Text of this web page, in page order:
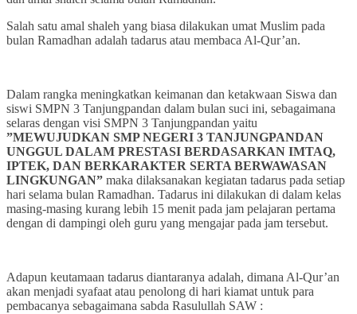
Salah satu amal shaleh yang biasa dilakukan umat Muslim pada
bulan Ramadhan adalah tadarus atau membaca Al-Qur’an.
Dalam rangka meningkatkan keimanan dan ketakwaan Siswa dan
siswi SMPN 3 Tanjungpandan dalam bulan suci ini, sebagaimana
selaras dengan visi SMPN 3 Tanjungpandan yaitu
”MEWUJUDKAN SMP NEGERI 3 TANJUNGPANDAN
UNGGUL DALAM PRESTASI BERDASARKAN IMTAQ,
IPTEK, DAN BERKARAKTER SERTA BERWAWASAN
LINGKUNGAN” maka dilaksanakan kegiatan tadarus pada setiap
hari selama bulan Ramadhan. Tadarus ini dilakukan di dalam kelas
masing-masing kurang lebih 15 menit pada jam pelajaran pertama
dengan di dampingi oleh guru yang mengajar pada jam tersebut.
Adapun keutamaan tadarus diantaranya adalah, dimana Al-Qur’an
akan menjadi syafaat atau penolong di hari kiamat untuk para
pembacanya sebagaimana sabda Rasulullah SAW :